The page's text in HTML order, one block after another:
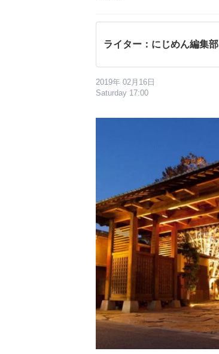
ライター：にじめん編集部
2019年 02月16日
Saturday 17:00